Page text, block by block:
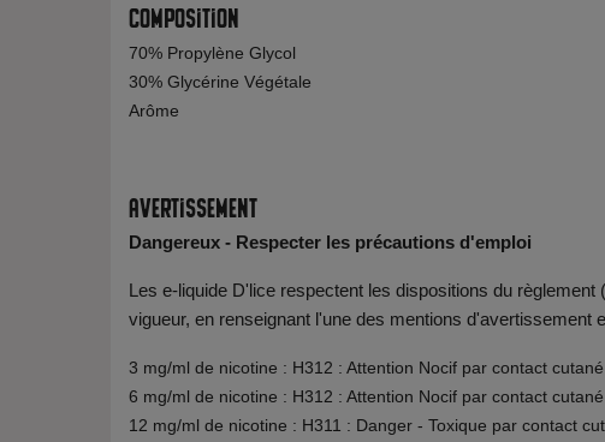
Composition
70% Propylène Glycol
30% Glycérine Végétale
Arôme
Avertissement
Dangereux - Respecter les précautions d'emploi
Les e-liquide D'lice respectent les dispositions du
vigueur, en renseignant l'une des mentions d'avertissement
3 mg/ml de nicotine : H312 : Attention Nocif par contact cutané
6 mg/ml de nicotine : H312 : Attention Nocif par contact cutané
12 mg/ml de nicotine : H311 : Danger - Toxique par contact